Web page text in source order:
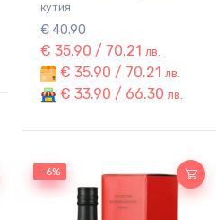
кутия
€ 40.90
€ 35.90 / 70.21 лв.
€ 35.90 / 70.21 лв.
€ 33.90 / 66.30 лв.
-6%
-6%